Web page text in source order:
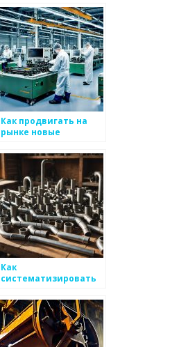
металоизделий
Как продвигать на
рынке новые
металоизделий
Как
систематизировать
данные для
металоизделий